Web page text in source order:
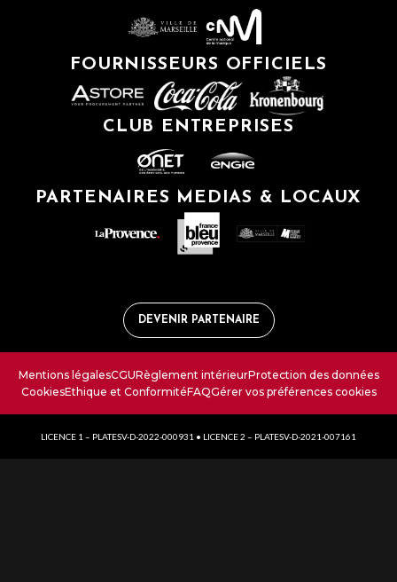
FOURNISSEURS OFFICIELS
CLUB ENTREPRISES
PARTENAIRES MEDIAS & LOCAUX
DEVENIR PARTENAIRE
Mentions légalesCGURèglement intérieurProtection des données
CookiesEthique et ConformitéFAQGérer vos préférences cookies
LICENCE 1 – PLATESV-D-2022-000931 • LICENCE 2 – PLATESV-D-2021-007161